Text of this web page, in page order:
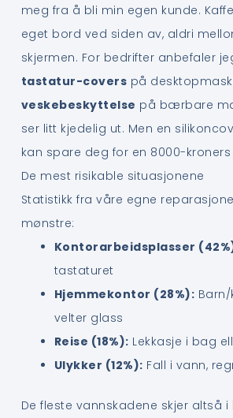
meg fra å bli min egen kunde.
eget bord ved siden av, aldri
skjermen. For bedrifter anbefaler
tastatur-covers på
veskebeskyttelse på bærbare
ser litt kjedelig ut. Men en
kan spare deg for en 8000-
De mest risikable situasjonene
Statistikk fra våre egne
mønstre:
Kontorarbeidsplasser
tastaturet
Hjemmekontor (28%):
velter glass
Reise (18%): Lekkasje i bag
Ulykker (12%): Fall i vann,
De fleste vannskadene skjer altså i